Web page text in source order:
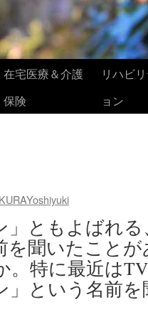
在宅医療＆介護
保険
リハビ
ョン
ともよばれ
を聞いたこと
。特に最近は
」という名前